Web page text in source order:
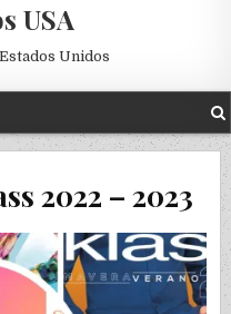
USA
Unidos
2022 – 2023